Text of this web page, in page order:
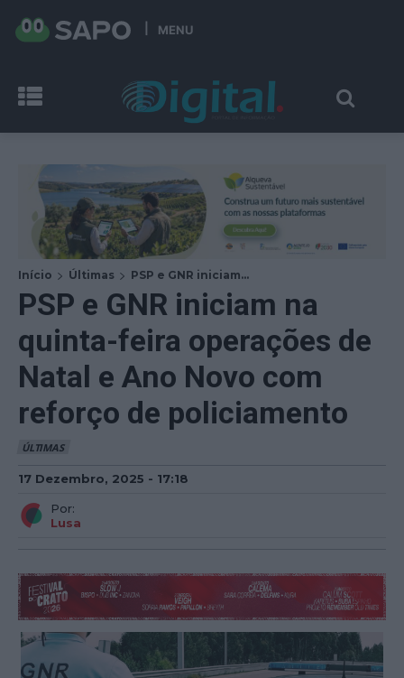
MENU
Início Últimas PSP e GNR iniciam...
PSP e GNR iniciam na
quinta-feira operações de
Natal e Ano Novo com
reforço de policiamento
ÚLTIMAS
17 Dezembro, 2025 - 17:18
Por:
Lusa